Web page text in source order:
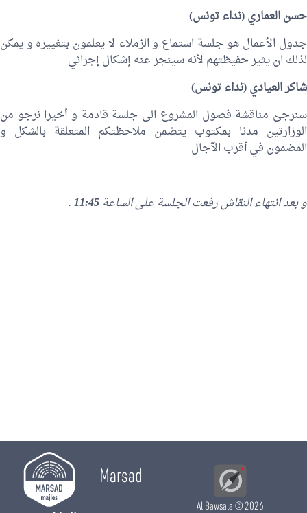
حسن العماري(نداء تونس)
جدول الأعمال هو جلسة استماع و الزملاء لا يعلمون بتغييره و يمكن
لذلك ان يثير حفيظتهم لأنه سينجر عنه إشكال إجرائي
شاكر العيادي (نداء تونس)
سنرجئ مناقشة فصول المشروع الى جلسة قادمة و أخيرا نرجو من
الوزارتين مدنا بمكتوب يتضمن ملاحظتكم المتعلقة بالشكل و
المضمون في أقرب الآجال
و بعد انتهاء النقاش رفعت الجلسة على الساعة 11:45
.
Marsad
Al Bawsala© 2026